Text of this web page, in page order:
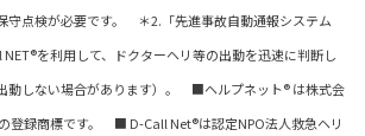
守点検が必要です。 ＊2.「先進事故自動通報システム
NET®を利用して、ドクターヘリ等の出動を迅速に判断し
動しない場合があります）。 ■ヘルプネット® は株式会
登録商標です。 ■ D-Call Net®は認定NPO法人救急ヘリ